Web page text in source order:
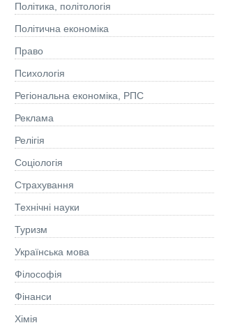
Політика, політологія
Політична економіка
Право
Психологія
Регіональна економіка, РПС
Реклама
Релігія
Соціологія
Страхування
Технічні науки
Туризм
Українська мова
Філософія
Фінанси
Хімія